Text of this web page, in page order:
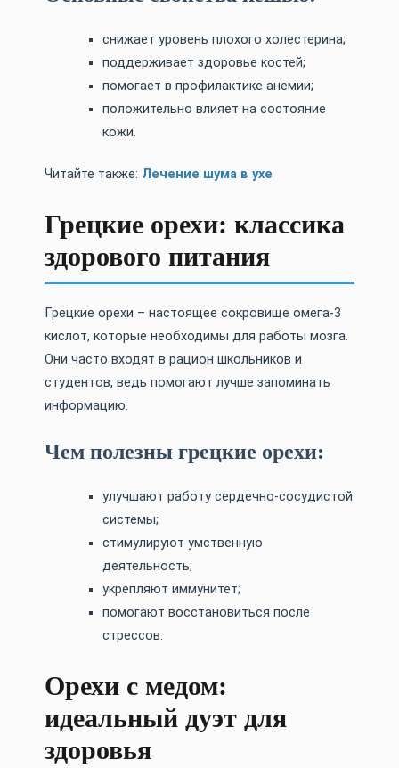
снижает уровень плохого холестерина;
поддерживает здоровье костей;
помогает в профилактике анемии;
положительно влияет на состояние
кожи.
Читайте также: Лечение шума в ухе
Грецкие орехи: классика
здорового питания
Грецкие орехи – настоящее сокровище омега-3
кислот, которые необходимы для работы мозга.
Они часто входят в рацион школьников и
студентов, ведь помогают лучше запоминать
информацию.
Чем полезны грецкие орехи:
улучшают работу сердечно-сосудистой
системы;
стимулируют умственную
деятельность;
укрепляют иммунитет;
помогают восстановиться после
стрессов.
Орехи с медом:
идеальный дуэт для
здоровья